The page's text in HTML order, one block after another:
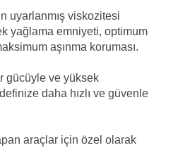
uyarlanmış viskozitesi
yağlama emniyeti, optimum
aşınma koruması.
gücüyle ve yüksek
daha hızlı ve güvenle
araçlar için özel olarak